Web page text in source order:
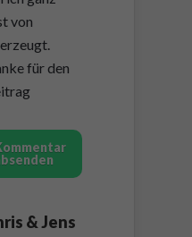
von
für den
& Jens